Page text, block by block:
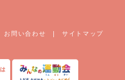
お問い合わせ |サイトマップ